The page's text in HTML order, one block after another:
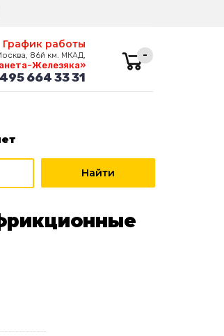
График работы
86й км. МКАД,
Железяка»
664 33 31
-